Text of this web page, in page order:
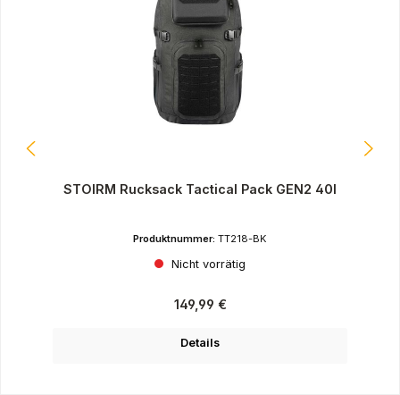
STOIRM Rucksack Tactical Pack GEN2 40l
Produktnummer: TT218-BK
Nicht vorrätig
Regulärer Preis:
149,99 €
Details